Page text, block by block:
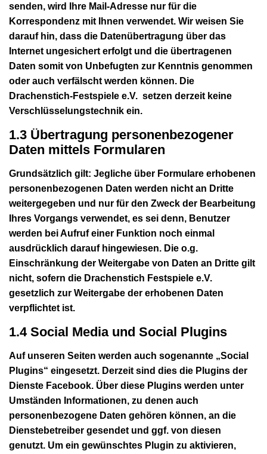
senden, wird Ihre Mail-Adresse nur für die
Korrespondenz mit Ihnen verwendet. Wir weisen Sie
darauf hin, dass die Datenübertragung über das
Internet ungesichert erfolgt und die übertragenen
Daten somit von Unbefugten zur Kenntnis genommen
oder auch verfälscht werden können. Die
Drachenstich-Festspiele e.V. setzen derzeit keine
Verschlüsselungstechnik ein.
1.3 Übertragung personenbezogener
Daten mittels Formularen
Grundsätzlich gilt: Jegliche über Formulare erhobenen
personenbezogenen Daten werden nicht an Dritte
weitergegeben und nur für den Zweck der Bearbeitung
Ihres Vorgangs verwendet, es sei denn, Benutzer
werden bei Aufruf einer Funktion noch einmal
ausdrücklich darauf hingewiesen. Die o.g.
Einschränkung der Weitergabe von Daten an Dritte gilt
nicht, sofern die Drachenstich Festspiele e.V.
gesetzlich zur Weitergabe der erhobenen Daten
verpflichtet ist.
1.4 Social Media und Social Plugins
Auf unseren Seiten werden auch sogenannte „Social
Plugins“ eingesetzt. Derzeit sind dies die Plugins der
Dienste Facebook. Über diese Plugins werden unter
Umständen Informationen, zu denen auch
personenbezogene Daten gehören können, an die
Dienstebetreiber gesendet und ggf. von diesen
genutzt. Um ein gewünschtes Plugin zu aktivieren,